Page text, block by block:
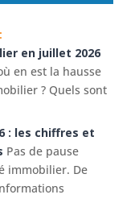
en juillet 2026
en est la hausse
? Quels sont
: les chiffres et
Pas de pause
immobilier. De